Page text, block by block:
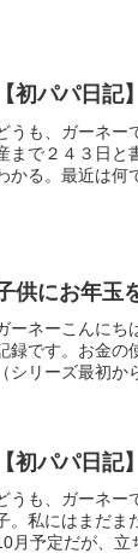
【初パパ日
うも、ガーネー
まで２４３日と
かる。最近は何
供にお年玉
ーネーこんにち
録です。お金の
（シリーズ最初
【初パパ日
うも、ガーネー
。私にはまだま
月予定だが、立